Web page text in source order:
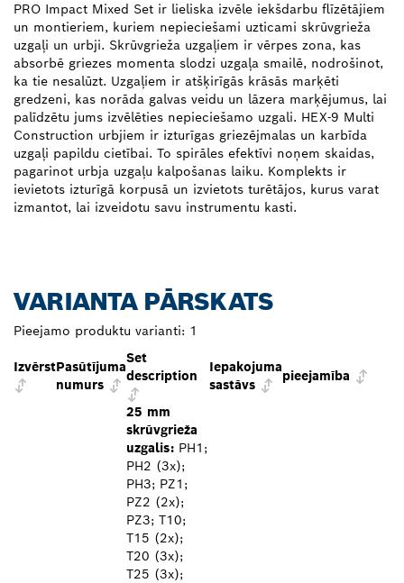
PRO Impact Mixed Set ir lieliska izvēle iekšdarbu flīzētājiem
un montieriem, kuriem nepieciešami uzticami skrūvgrieža
uzgaļi un urbji. Skrūvgrieža uzgaļiem ir vērpes zona, kas
absorbē griezes momenta slodzi uzgaļa smailē, nodrošinot,
ka tie nesalūzt. Uzgaļiem ir atšķirīgās krāsās marķēti
gredzeni, kas norāda galvas veidu un lāzera marķējumus, lai
palīdzētu jums izvēlēties nepieciešamo uzgali. HEX-9 Multi
Construction urbjiem ir izturīgas griezējmalas un karbīda
uzgaļi papildu cietībai. To spirāles efektīvi noņem skaidas,
pagarinot urbja uzgaļu kalpošanas laiku. Komplekts ir
ievietots izturīgā korpusā un izvietots turētājos, kurus varat
izmantot, lai izveidotu savu instrumentu kasti.
VARIANTA PĀRSKATS
Pieejamo produktu varianti: 1
IzvērstPasūtījuma
numurs
Set
description
Iepakojuma
sastāvs
pieejamība
25 mm
skrūvgrieža
uzgalis: PH1;
PH2 (3x);
PH3; PZ1;
PZ2 (2x);
PZ3; T10;
T15 (2x);
T20 (3x);
T25 (3x);